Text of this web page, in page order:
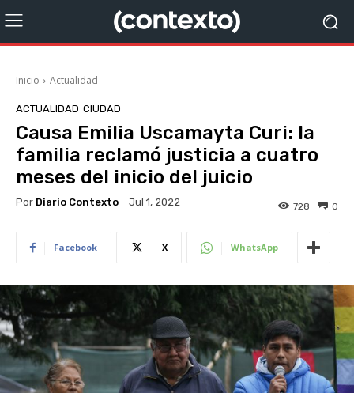
Inicio Actualidad
ACTUALIDAD CIUDAD
Causa Emilia Uscamayta Curi: la
familia reclamó justicia a cuatro
meses del inicio del juicio
Por Diario Contexto Jul 1, 2022 0
728
Facebook X WhatsApp